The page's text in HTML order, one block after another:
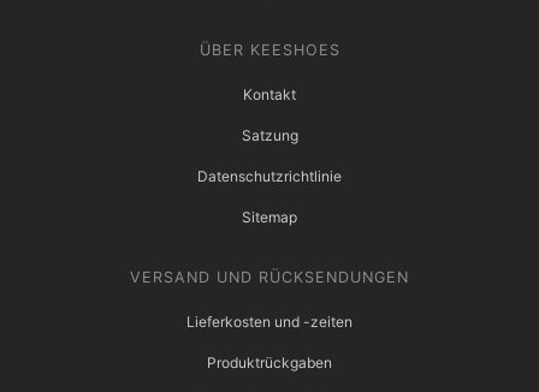
ÜBER KEESHOES
Kontakt
Satzung
Datenschutzrichtlinie
Sitemap
VERSAND UND RÜCKSENDUNGEN
Lieferkosten und -zeiten
Produktrückgaben